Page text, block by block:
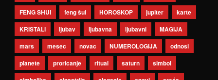
FENG SHUI
feng šui HOROSKOP jupiter
karte
KRISTALI
ljubav ljubavna ljubavni
MAGIJA
mars
mesec novac NUMEROLOGIJA
odnosi
planete
proricanje ritual saturn
simbol